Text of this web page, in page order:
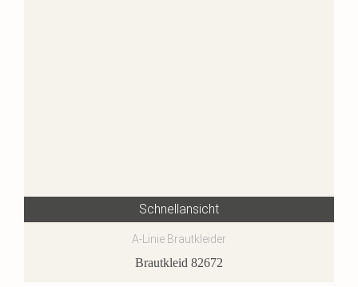
Schnellansicht
A-Linie Brautkleider
Brautkleid 82672